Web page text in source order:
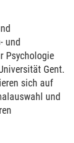
und
Psychologie
Gent.
sich auf
und